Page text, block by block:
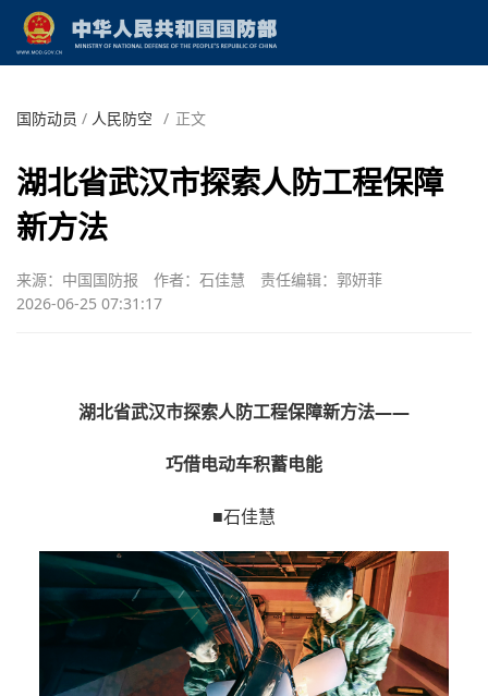
国防动员 / 人民防空 / 正文
湖北省武汉市探索人防工程保障
新方法
来源：中国国防报 作者：石佳慧
责任编辑：郭妍菲
2026-06-25 07:31:17
湖北省武汉市探索人防工程保障新方法——
巧借电动车积蓄电能
■石佳慧